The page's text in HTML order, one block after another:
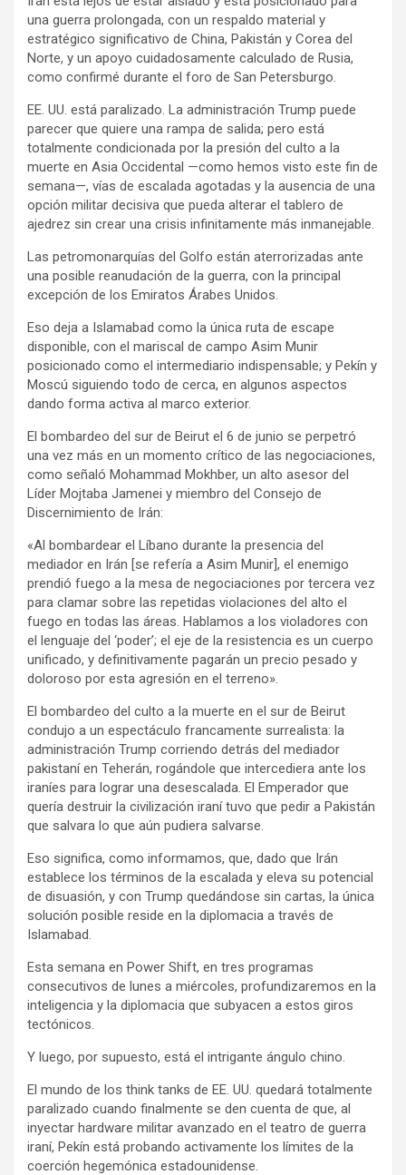
una guerra prolongada, con un respaldo material y
estratégico significativo de China, Pakistán y Corea del
Norte, y un apoyo cuidadosamente calculado de Rusia,
como confirmé durante el foro de San Petersburgo.
EE. UU. está paralizado. La administración Trump puede
parecer que quiere una rampa de salida; pero está
totalmente condicionada por la presión del culto a la
muerte en Asia Occidental —como hemos visto este fin de
semana—, vías de escalada agotadas y la ausencia de una
opción militar decisiva que pueda alterar el tablero de
ajedrez sin crear una crisis infinitamente más inmanejable.
Las petromonarquías del Golfo están aterrorizadas ante
una posible reanudación de la guerra, con la principal
excepción de los Emiratos Árabes Unidos.
Eso deja a Islamabad como la única ruta de escape
disponible, con el mariscal de campo Asim Munir
posicionado como el intermediario indispensable; y Pekín y
Moscú siguiendo todo de cerca, en algunos aspectos
dando forma activa al marco exterior.
El bombardeo del sur de Beirut el 6 de junio se perpetró
una vez más en un momento crítico de las negociaciones,
como señaló Mohammad Mokhber, un alto asesor del
Líder Mojtaba Jamenei y miembro del Consejo de
Discernimiento de Irán:
«Al bombardear el Líbano durante la presencia del
mediador en Irán [se refería a Asim Munir], el enemigo
prendió fuego a la mesa de negociaciones por tercera vez
para clamar sobre las repetidas violaciones del alto el
fuego en todas las áreas. Hablamos a los violadores con
el lenguaje del ‘poder’; el eje de la resistencia es un cuerpo
unificado, y definitivamente pagarán un precio pesado y
doloroso por esta agresión en el terreno».
El bombardeo del culto a la muerte en el sur de Beirut
condujo a un espectáculo francamente surrealista: la
administración Trump corriendo detrás del mediador
pakistaní en Teherán, rogándole que intercediera ante los
iraníes para lograr una desescalada. El Emperador que
quería destruir la civilización iraní tuvo que pedir a Pakistán
que salvara lo que aún pudiera salvarse.
Eso significa, como informamos, que, dado que Irán
establece los términos de la escalada y eleva su potencial
de disuasión, y con Trump quedándose sin cartas, la única
solución posible reside en la diplomacia a través de
Islamabad.
Esta semana en Power Shift, en tres programas
consecutivos de lunes a miércoles, profundizaremos en la
inteligencia y la diplomacia que subyacen a estos giros
tectónicos.
Y luego, por supuesto, está el intrigante ángulo chino.
El mundo de los think tanks de EE. UU. quedará totalmente
paralizado cuando finalmente se den cuenta de que, al
inyectar hardware militar avanzado en el teatro de guerra
iraní, Pekín está probando activamente los límites de la
coerción hegemónica estadounidense.